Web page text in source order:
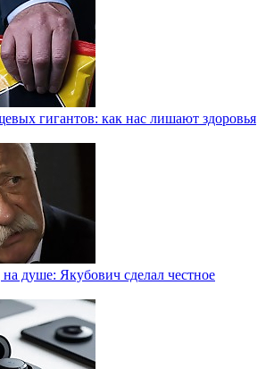
гигантов: как нас лишают здоровья
на душе: Якубович сделал честное